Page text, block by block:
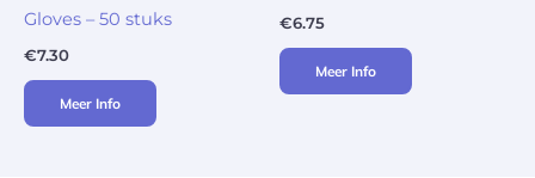
Gloves – 50 stuks
€7.30
Meer Info
€6.75
Meer Info